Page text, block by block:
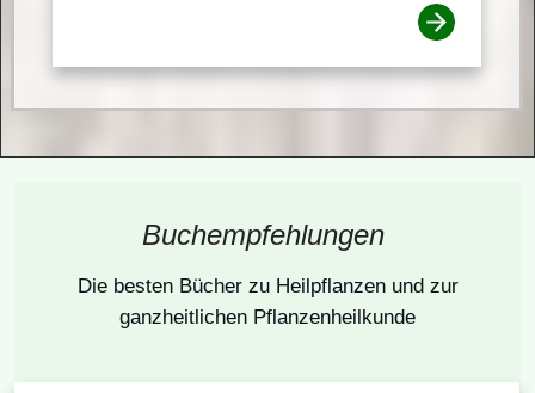
Buchempfehlungen
Die besten Bücher zu Heilpflanzen und zur
ganzheitlichen Pflanzenheilkunde